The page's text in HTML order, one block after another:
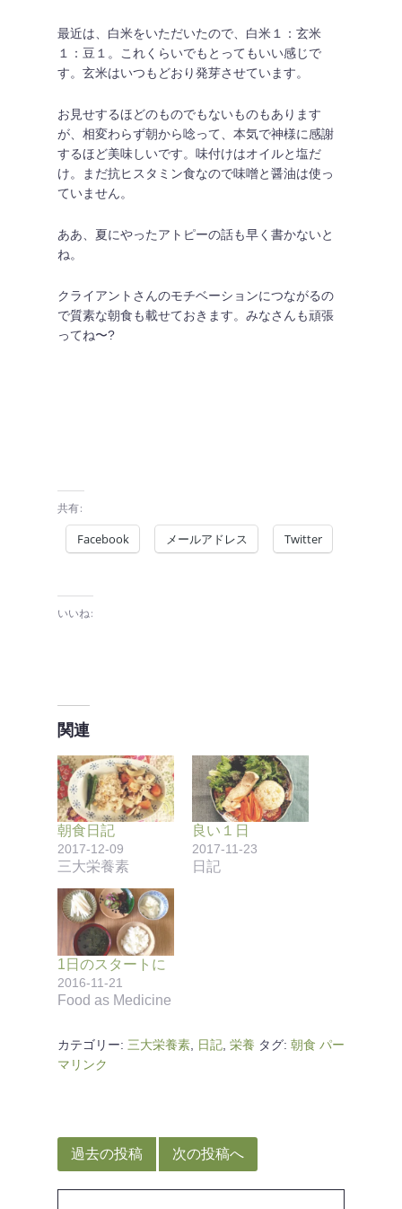
最近は、白米をいただいたので、白米１：玄米
１：豆１。これくらいでもとってもいい感じで
す。玄米はいつもどおり発芽させています。
お見せするほどのものでもないものもあります
が、相変わらず朝から唸って、本気で神様に感謝
するほど美味しいです。味付けはオイルと塩だ
け。まだ抗ヒスタミン食なので味噌と醤油は使っ
ていません。
ああ、夏にやったアトピーの話も早く書かないと
ね。
クライアントさんのモチベーションにつながるの
で質素な朝食も載せておきます。みなさんも頑張
ってね〜?
共有:
Facebook メールアドレス Twitter
いいね:
関連
朝食日記
2017-12-09
三大栄養素
良い１日
2017-11-23
日記
1日のスタートに
2016-11-21
Food as Medicine
カテゴリー: 三大栄養素 日記 栄養 タグ: 朝食 パー
マリンク
稿
ナ
過去の投稿 次の投稿へ